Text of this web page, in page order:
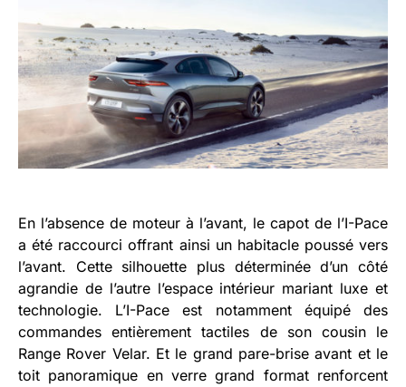
En l’absence de moteur à l’avant, le capot de l’I-Pace
a été raccourci offrant ainsi un habitacle poussé vers
l’avant. Cette silhouette plus déterminée d’un côté
agrandie de l’autre l’espace intérieur mariant luxe et
technologie. L’I-Pace est notamment équipé des
commandes entièrement tactiles de son cousin le
Range Rover Velar. Et le grand pare-brise avant et le
toit panoramique en verre grand format renforcent